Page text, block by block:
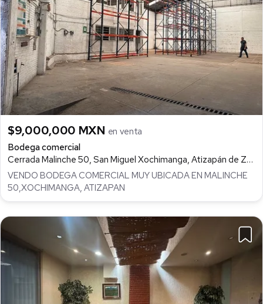
$9,000,000 MXN en venta
Bodega comercial
Cerrada Malinche 50, San Miguel Xochimanga, Atizapán de Zaragoza
VENDO BODEGA COMERCIAL MUY UBICADA EN MALINCHE
50,XOCHIMANGA, ATIZAPAN